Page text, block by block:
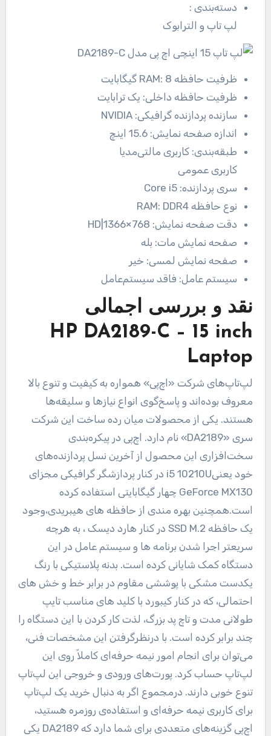
دسته‌بندی:
لپ تاپ و الترابوک
ظرفیت حافظه RAM: 8 گیگابایت
ظرفیت حافظه داخلی: یک ترابایت
سازنده پردازنده گرافیکی: NVIDIA
اندازه صفحه نمایش: 15.6 اینچ
طبقه‌بندی: کاربری مالتی‌مدیا
کاربری عمومی
سری پردازنده: Core i5
نوع حافظه RAM: DDR4
دقت صفحه نمایش: HD|1366×768
صفحه نمایش مات: بله
صفحه نمایش لمسی: خیر
سیستم عامل: فاقد سیستم‌عامل
نقد و بررسی اجمالی
HP DA2189-C – 15 inch
Laptop
لپ‌تاپ‌های شرکت «اچ‌پی» همواره به کیفیت و تنوع بالا
معروف بوده‌اند و پاسخ‌گوی انواع نیازها و سلیقه‌ها
هستند. یکی از محصولات میان رده ساخت این شرکت
سری «DA2189» نام دارد. اچ‌پی در پیکره‌بندی
سخت‌افزاری این محصول از آخرین نسل پردازنده‌‌های
خود یعنیi5 10210U در کنار پردازشگر گرافیکی مجزای
GeForce MX130 چهار گیگابایتی استفاده کرده
است.همچنین بهره مندی از حافظه های هیبریدی،وجود
یک حافظه SSD M.2 در کنار هارد دیسک ، به هرچه
سریعتر اجرا شدن برنامه ها و سیستم عامل در این
دستگاه کمک شایانی کرده است. بدنه پلاستیکی با رنگ
یکدست مشکی با پوششی مقاوم در برابر خط و خش های
احتمالی، که در کنار کیبورد با کلید های مناسب تایپ
طولانی مدت و تاچ پد بزرگ، لذت کار کردن با این دستگاه را
چند برابر کرده است. با درنظرگرفتن این مشخصات فنی،
می‌توان برای انجام امور نیمه حرفه‌ای کاملاً روی این
لپ‌تاپ حساب کرد. پورت‌های ورودی و خروجی این لپ‌تاپ
تنوع خوبی دارند. درمجموع اگر به دنبال خرید یک لپ‌تاپ
برای کاربری نیمه حرفه‌ای و استفاده‌ی روزمره هستید،
اچ‌پی گزینه‌های متعددی برای شما دارد که DA2189 یکی